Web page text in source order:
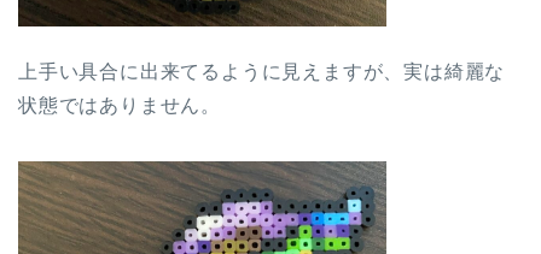
上手い具合に出来てるように見えますが、実は綺麗な
状態ではありません。